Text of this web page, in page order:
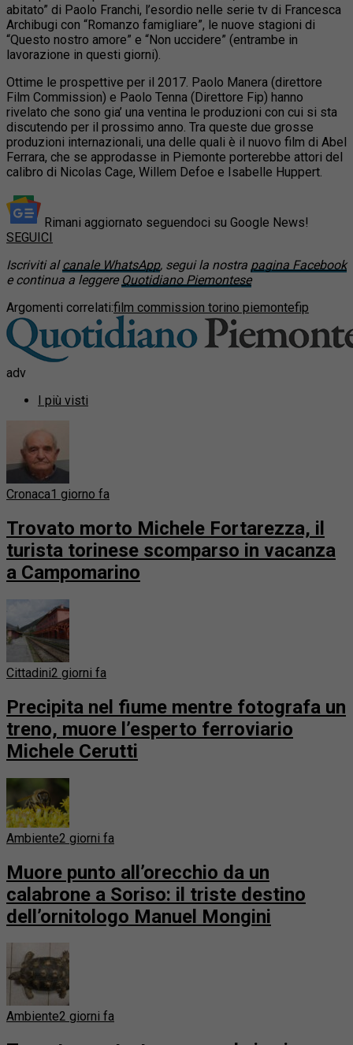
abitato” di Paolo Franchi, l’esordio nelle serie tv di Francesca
Archibugi con “Romanzo famigliare”, le nuove stagioni di
“Questo nostro amore” e “Non uccidere” (entrambe in
lavorazione in questi giorni).
Ottime le prospettive per il 2017. Paolo Manera (direttore
Film Commission) e Paolo Tenna (Direttore Fip) hanno
rivelato che sono gia’ una ventina le produzioni con cui si sta
discutendo per il prossimo anno. Tra queste due grosse
produzioni internazionali, una delle quali è il nuovo film di Abel
Ferrara, che se approdasse in Piemonte porterebbe attori del
calibro di Nicolas Cage, Willem Defoe e Isabelle Huppert.
Rimani aggiornato seguendoci su Google News!
SEGUICI
Iscriviti alcanale WhatsApp, segui la nostra pagina Facebook
e continua a leggere Quotidiano Piemontese
Argomenti correlati:film commission torino piemontefip
adv
I più visti
Cronaca1 giorno fa
Trovato morto Michele Fortarezza, il
turista torinese scomparso in vacanza
a Campomarino
Cittadini2 giorni fa
Precipita nel fiume mentre fotografa un
treno, muore l’esperto ferroviario
Michele Cerutti
Ambiente2 giorni fa
Muore punto all’orecchio da un
calabrone a Soriso: il triste destino
dell’ornitologo Manuel Mongini
Ambiente2 giorni fa